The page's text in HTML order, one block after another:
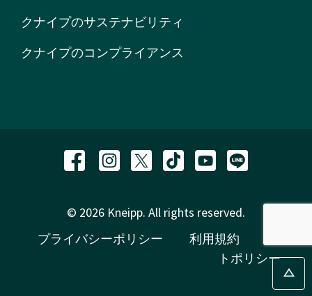
クナイプのサステナビリティ
クナイプのコンプライアンス
© 2026 Kneipp. All rights reserved.
プライバシーポリシー
利用規約
トポリシー